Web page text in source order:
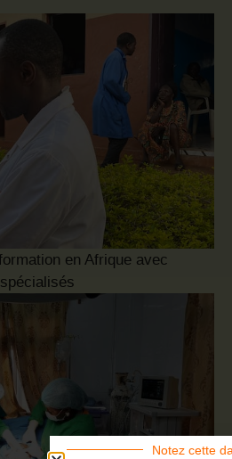
en Afrique avec
Notez cette